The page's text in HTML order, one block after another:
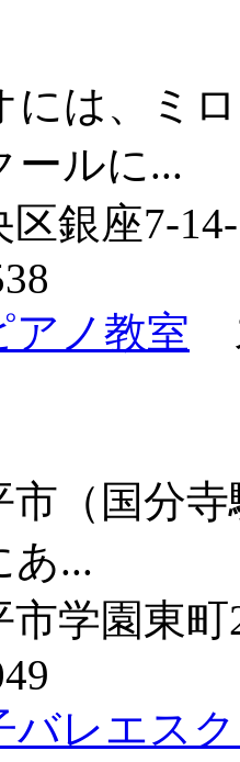
には、ミ
ールに...
区銀座7-
アノ教室
市（国分
あ...
学園東町
バレエス